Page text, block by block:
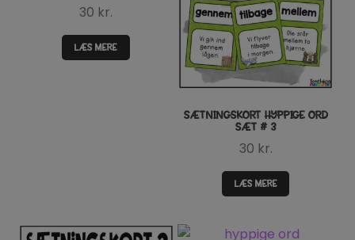
30 kr.
LÆS MERE
SÆTNINGSKORT HYPPIGE ORD
SÆT # 3
30 kr.
LÆS MERE